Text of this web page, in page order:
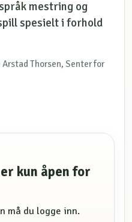
mestring og
spesielt i forhold
Arstad Thorsen, Senter for
kun åpen for
må du logge inn.